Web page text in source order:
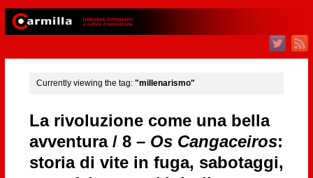
Currently viewing the tag: "millenarismo"
La rivoluzione come una bella
avventura / 8 – Os Cangaceiros:
storia di vite in fuga, sabotaggi,